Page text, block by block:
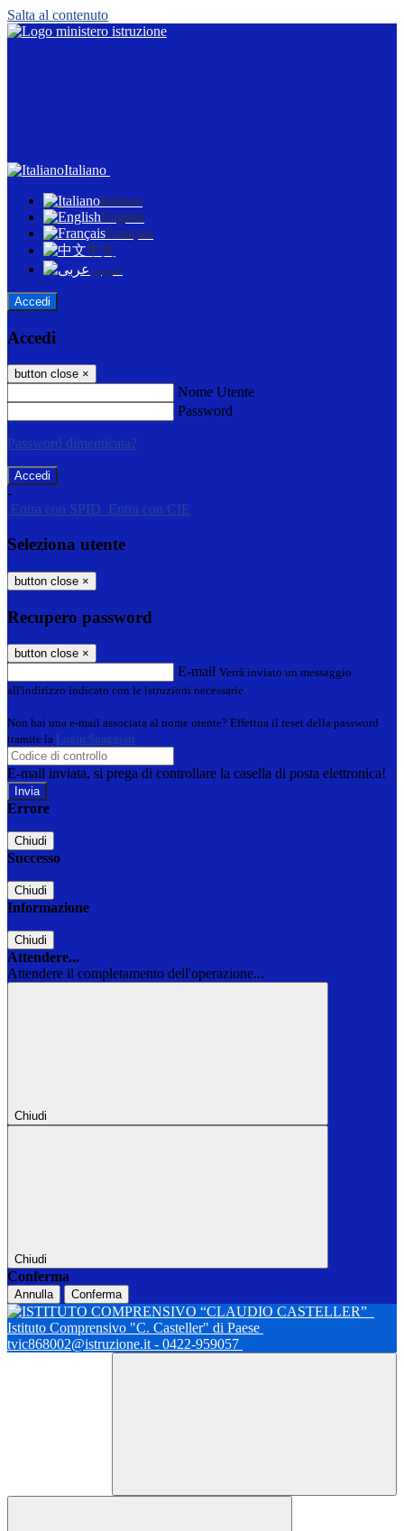
Salta al contenuto
Italiano
Italiano
English
Français
中文
عربى
Accedi
Accedi
button close ×
Nome Utente
Password
Password dimenticata?
-
Entra con SPID
Entra con CIE
Seleziona utente
button close ×
Recupero password
button close ×
E-mail Verrà inviato un messaggio
all'indirizzo indicato con le istruzioni necessarie.
Non hai una e-mail associata al nome utente? Effettua il reset della password
tramite la Login Spaggiari
E-mail inviata, si prega di controllare la casella di posta elettronica!
Errore
Chiudi
Successo
Chiudi
Informazione
Chiudi
Attendere...
Attendere il completamento dell'operazione...
Chiudi
Chiudi
Conferma
Annulla Conferma
Istituto Comprensivo "C. Casteller" di Paese
tvic868002@istruzione.it - 0422-959057